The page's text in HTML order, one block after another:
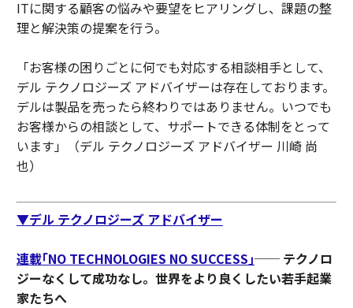
ITに関する顧客の悩みや要望をヒアリングし、課題の整
理と解決策の提案を行う。
「お客様の困りごとに何でも対応する相談相手として、
デル テクノロジーズ アドバイザーは存在しております。
デルは製品を売ったら終わりではありません。いつでも
お客様からの相談として、サポートできる体制をとって
います」（デル テクノロジーズ アドバイザー 川崎 尚
也）
▼デル テクノロジーズ アドバイザー
連載｢NO TECHNOLOGIES NO SUCCESS｣── テクノロ
ジーなくして成功なし。世界をより良くしたい若手起業
家たちへ